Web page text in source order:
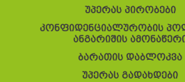
უპერას პირობები
კონფიდენციალურობის
ანგარიშის
ბარათის დაბლოკვა
უპერას გადახდები